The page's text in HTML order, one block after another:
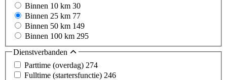
Binnen 10 km 30
Binnen 25 km 77
Binnen 50 km 149
Binnen 100 km 295
Dienstverbanden
Parttime (overdag) 274
Fulltime (startersfunctie) 246